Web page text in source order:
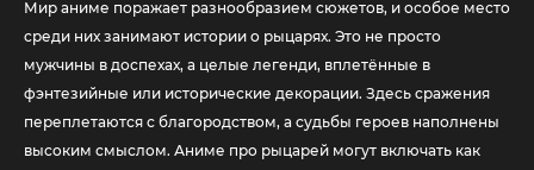
Мир аниме поражает разнообразием сюжетов, и особое место
среди них занимают истории о рыцарях. Это не просто
мужчины в доспехах, а целые легенди, вплетённые в
фэнтезийные или исторические декорации. Здесь сражения
переплетаются с благородством, а судьбы героев наполнены
высоким смыслом. Аниме про рыцарей могут включать как